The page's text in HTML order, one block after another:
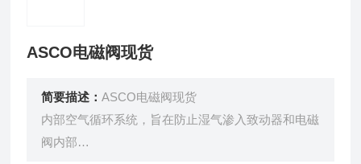
ASCO电磁阀现货
简要描述：ASCO电磁阀现货
内部空气循环系统，旨在防止湿气渗入致动器和电磁
阀内部